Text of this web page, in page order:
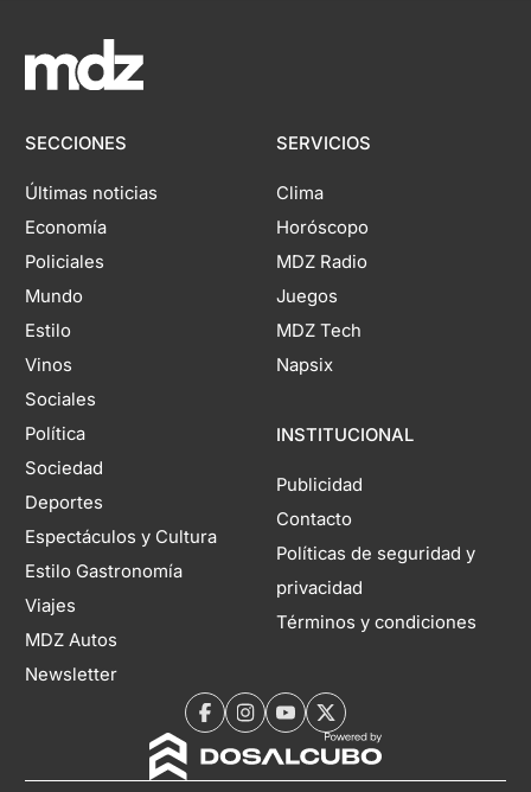
SECCIONES
Últimas noticias
Economía
Policiales
Mundo
Estilo
Vinos
Sociales
Política
Sociedad
Deportes
Espectáculos y Cultura
Estilo Gastronomía
Viajes
MDZ Autos
Newsletter
SERVICIOS
Clima
Horóscopo
MDZ Radio
Juegos
MDZ Tech
Napsix
INSTITUCIONAL
Publicidad
Contacto
Políticas de seguridad y
privacidad
Términos y condiciones